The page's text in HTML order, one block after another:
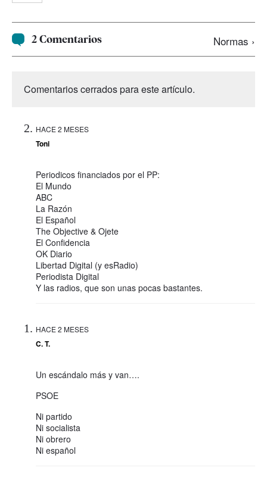
2 Comentarios Normas ›
Comentarios cerrados para este artículo.
HACE 2 MESES
Toni
Periodicos financiados por el PP:
El Mundo
ABC
La Razón
El Español
The Objective & Ojete
El Confidencia
OK Diario
Libertad Digital (y esRadio)
Periodista Digital
Y las radios, que son unas pocas bastantes.
HACE 2 MESES
C. T.
Un escándalo más y van….
PSOE
Ni partido
Ni socialista
Ni obrero
Ni español